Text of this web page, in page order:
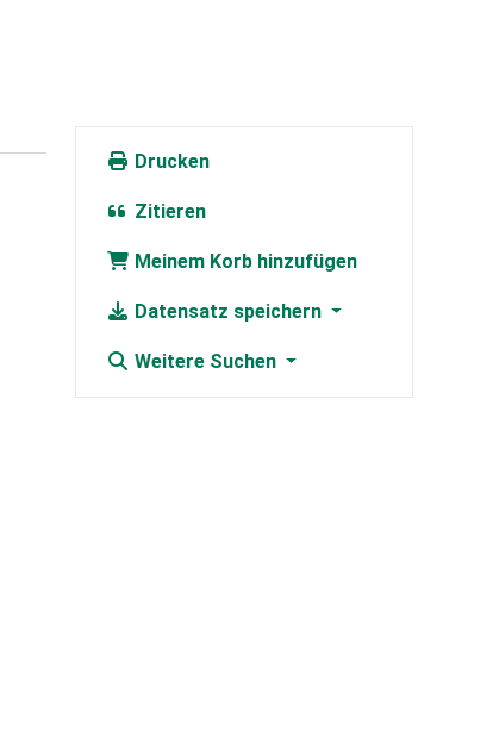
Drucken
Zitieren
Meinem Korb hinzufügen
Datensatz speichern
Weitere Suchen